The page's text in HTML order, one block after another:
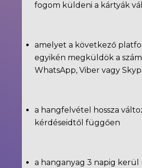
fogom küldeni a kártyák
amelyet a következő
egyikén megküldök a
WhatsApp, Viber vagy
a hangfelvétel hossza
kérdéseidtől függően
a hanganyag 3 napig kerül